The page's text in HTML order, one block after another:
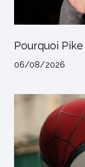
Pourquoi
06/08/2026